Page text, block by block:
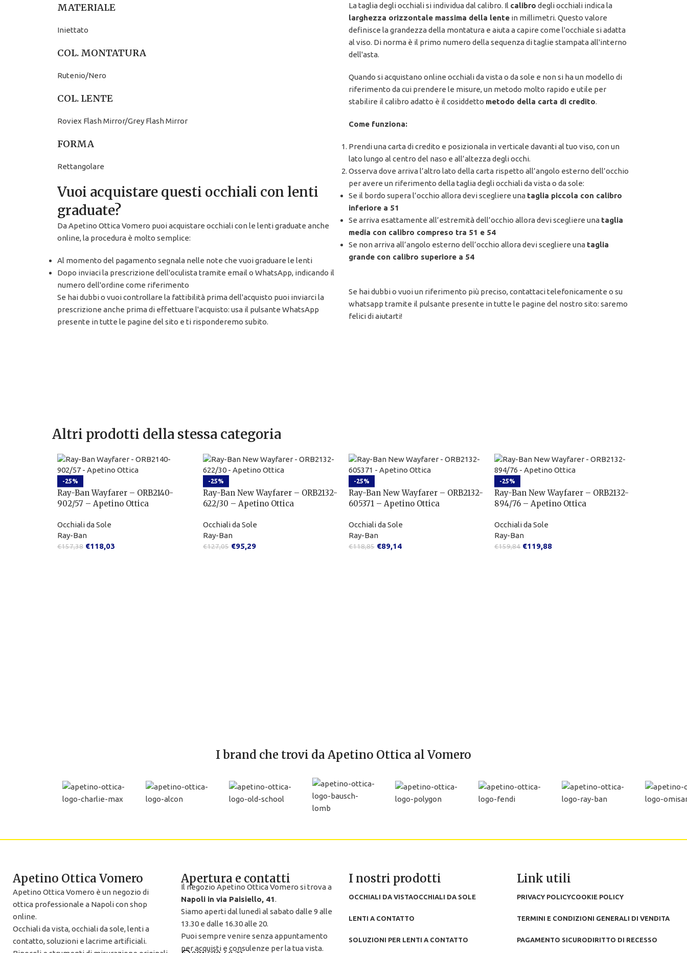
MATERIALE
Iniettato
COL. MONTATURA
Rutenio/Nero
COL. LENTE
Roviex Flash Mirror/Grey Flash Mirror
FORMA
Rettangolare
Vuoi acquistare questi occhiali con lenti
graduate?
Da Apetino Ottica Vomero puoi acquistare occhiali con le lenti graduate anche
online, la procedura è molto semplice:
Al momento del pagamento segnala nelle note che vuoi graduare le lenti
Dopo inviaci la prescrizione dell'oculista tramite email o WhatsApp, indicando il
numero dell'ordine come riferimento
Se hai dubbi o vuoi controllare la fattibilità prima dell'acquisto puoi inviarci la
prescrizione anche prima di effettuare l'acquisto: usa il pulsante WhatsApp
presente in tutte le pagine del sito e ti risponderemo subito.
La taglia degli occhiali si individua dal calibro. Il calibro degli occhiali indica la
larghezza orizzontale massima della lentein millimetri. Questo valore
definisce la grandezza della montatura e aiuta a capire come l'occhiale si adatta
al viso. Di norma è il primo numero della sequenza di taglie stampata all'interno
dell'asta.
Quando si acquistano online occhiali da vista o da sole e non si ha un modello di
riferimento da cui prendere le misure, un metodo molto rapido e utile per
stabilire il calibro adatto è il cosiddetto metodo della carta di credito.
Come funziona:
Prendi una carta di credito e posizionala in verticale davanti al tuo viso, con un
lato lungo al centro del naso e all’altezza degli occhi.
Osserva dove arriva l’altro lato della carta rispetto all’angolo esterno dell’occhio
per avere un riferimento della taglia degli occhiali da vista o da sole:
Se il bordo supera l’occhio allora devi scegliere una taglia piccola con calibro
inferiore a 51
Se arriva esattamente all’estremità dell’occhio allora devi scegliere una taglia
media con calibro compreso tra 51 e 54
Se non arriva all’angolo esterno dell’occhio allora devi scegliere una taglia
grande con calibro superiore a 54
Se hai dubbi o vuoi un riferimento più preciso, contattaci telefonicamente o su
whatsapp tramite il pulsante presente in tutte le pagine del nostro sito: saremo
felici di aiutarti!
Altri prodotti della stessa categoria
-25%
Ray-Ban Wayfarer – ORB2140-
902/57 – Apetino Ottica
Occhiali da Sole
Ray-Ban
€157,38 €118,03
-25%
Ray-Ban New Wayfarer – ORB2132-
622/30 – Apetino Ottica
Occhiali da Sole
Ray-Ban
€127,05 €95,29
-25%
Ray-Ban New Wayfarer – ORB2132-
605371 – Apetino Ottica
Occhiali da Sole
Ray-Ban
€118,85 €89,14
-25%
Ray-Ban New Wayfarer – ORB2132-
894/76 – Apetino Ottica
Occhiali da Sole
Ray-Ban
€159,84 €119,88
I brand che trovi da Apetino Ottica al Vomero
Apetino Ottica Vomero
Apetino Ottica Vomero è un negozio di
ottica professionale a Napoli con shop
online.
Occhiali da vista, occhiali da sole, lenti a
contatto, soluzioni e lacrime artificiali.
Apertura e contatti
Il negozio Apetino Ottica Vomero si trova a
Napoli in via Paisiello, 41.
Siamo aperti dal lunedì al sabato dalle 9 alle
13.30 e dalle 16.30 alle 20.
Puoi sempre venire senza appuntamento
per acquisti e consulenze per la tua vista.
I nostri prodotti
OCCHIALI DA VISTAOCCHIALI DA SOLE
LENTI A CONTATTO
SOLUZIONI PER LENTI A CONTATTO
Link utili
PRIVACY POLICYCOOKIE POLICY
TERMINI E CONDIZIONI GENERALI DI VENDITA
PAGAMENTO SICURODIRITTO DI RECESSO